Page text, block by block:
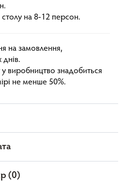
на 8-12 персон.
на замовлення,
виробництво знадобиться
не менше 50%.
(0)